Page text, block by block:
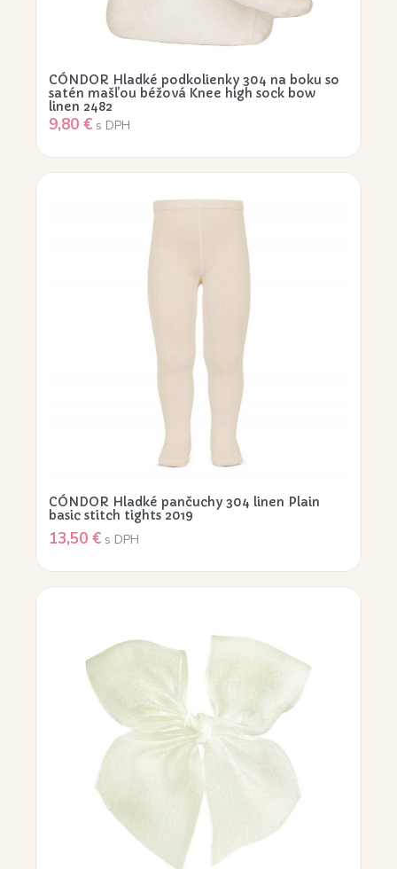
CÓNDOR Hladké podkolienky 304 na boku so
satén mašľou béžová Knee high sock bow
linen 2482
9,80 € s DPH
CÓNDOR Hladké pančuchy 304 linen Plain
basic stitch tights 2019
13,50 € s DPH